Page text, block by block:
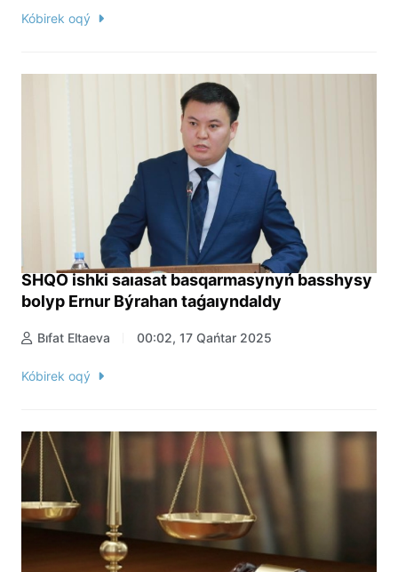
Kóbirek oqý
SHQO ishki saıasat basqarmasynyń basshysy
bolyp Ernur Býrahan taǵaıyndaldy
Bıfat Eltaeva 00:02, 17 Qańtar 2025
Kóbirek oqý